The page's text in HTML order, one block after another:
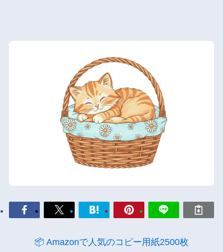
📦 Amazonで人気のコピー用紙2500枚